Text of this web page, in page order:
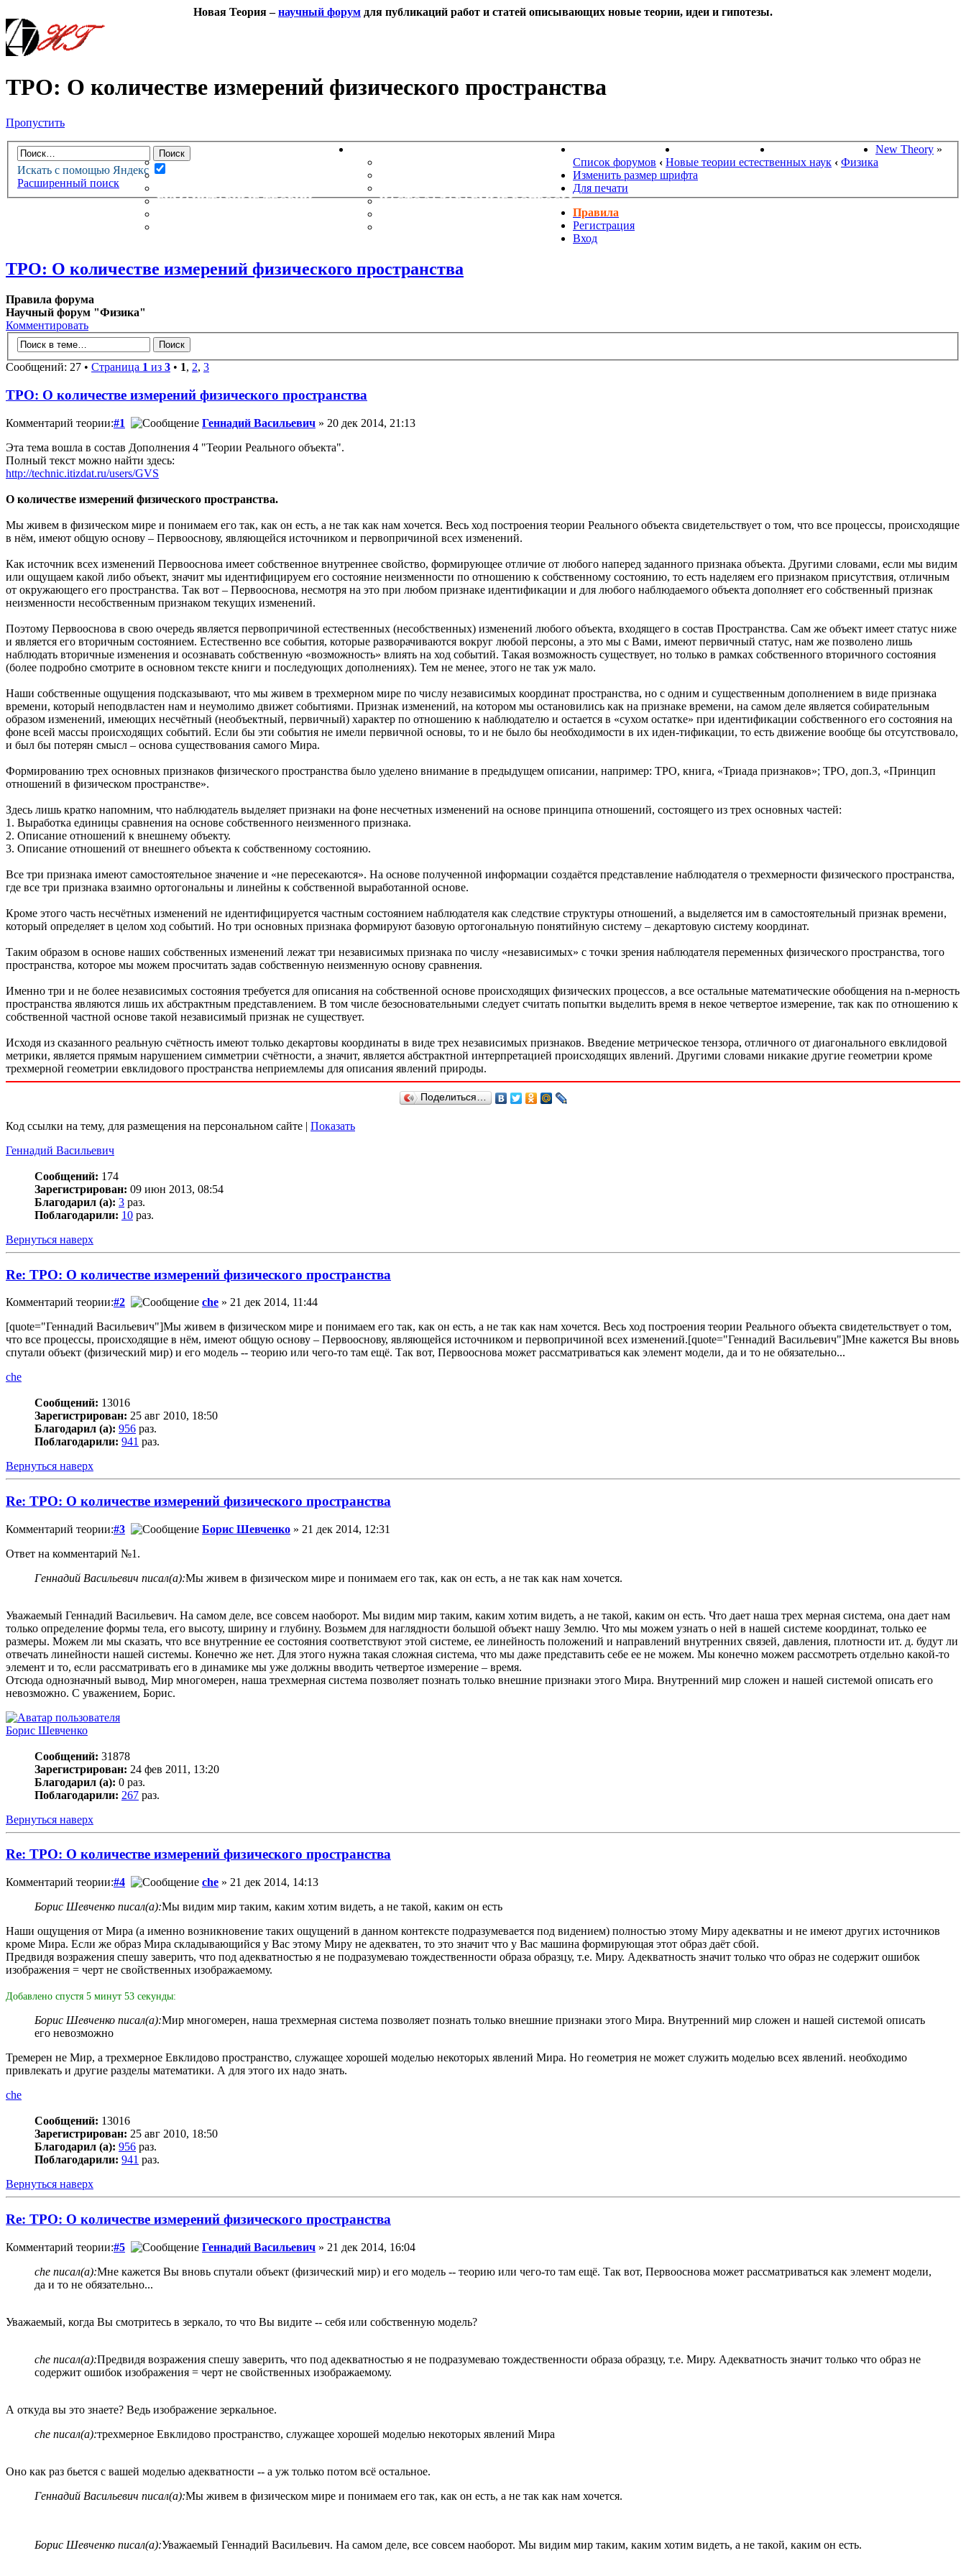
Новая Теория –научный форум для публикаций работ и статей описывающих новые теории, идеи и гипотезы.
ТРО: О количестве измерений физического пространства
Пропустить
Искать с помощью Яндекс
Расширенный поиск
НОВАЯ ТЕОРИЯФОРУМ
НОВЫЕ СООБЩЕНИЯ
НЕПРОЧИТАННЫЕ СООБЩЕНИЯ
ГУМАНИТАРНЫЕ ТЕОРИИ
ЧАСТО ЗАДАВАЕМЫЕ ВОПРОСЫ
НОВОСТИ НАУКИ ПОИСК ТЕОРИЙ СТАРЫЙ ПОРТАЛ New Theory »
Список форумов ‹ Новые теории естественных наук ‹ Физика
Изменить размер шрифта
Для печати
Правила
Регистрация
Вход
ТРО: О количестве измерений физического пространства
Правила форума
Научный форум "Физика"
Комментировать
Сообщений: 27 • Страница 1 из 3 • 1, 2, 3
ТРО: О количестве измерений физического пространства
Комментарий теории:#1 Геннадий Васильевич » 20 дек 2014, 21:13
Эта тема вошла в состав Дополнения 4 "Теории Реального объекта".
Полный текст можно найти здесь:
http://technic.itizdat.ru/users/GVS
О количестве измерений физического пространства.
Мы живем в физическом мире и понимаем его так, как он есть, а не так как нам хочется. Весь ход построения теории Реального объекта свидетельствует о том, что все процессы, происходящие
в нём, имеют общую основу – Первооснову, являющейся источником и первопричиной всех изменений.
Как источник всех изменений Первооснова имеет собственное внутреннее свойство, формирующее отличие от любого наперед заданного признака объекта. Другими словами, если мы видим
или ощущаем какой либо объект, значит мы идентифицируем его состояние неизменности по отношению к собственному состоянию, то есть наделяем его признаком присутствия, отличным
от окружающего его пространства. Так вот – Первооснова, несмотря на это при любом признаке идентификации и для любого наблюдаемого объекта дополняет его собственный признак
неизменности несобственным признаком текущих изменений.
Поэтому Первооснова в свою очередь является первопричиной естественных (несобственных) изменений любого объекта, входящего в состав Пространства. Сам же объект имеет статус ниже
и является его вторичным состоянием. Естественно все события, которые разворачиваются вокруг любой персоны, а это мы с Вами, имеют первичный статус, нам же позволено лишь
наблюдать вторичные изменения и осознавать собственную «возможность» влиять на ход событий. Такая возможность существует, но только в рамках собственного вторичного состояния
(более подробно смотрите в основном тексте книги и последующих дополнениях). Тем не менее, этого не так уж мало.
Наши собственные ощущения подсказывают, что мы живем в трехмерном мире по числу независимых координат пространства, но с одним и существенным дополнением в виде признака
времени, который неподвластен нам и неумолимо движет событиями. Признак изменений, на котором мы остановились как на признаке времени, на самом деле является собирательным
образом изменений, имеющих несчётный (необъектный, первичный) характер по отношению к наблюдателю и остается в «сухом остатке» при идентификации собственного его состояния на
фоне всей массы происходящих событий. Если бы эти события не имели первичной основы, то и не было бы необходимости в их иден-тификации, то есть движение вообще бы отсутствовало,
и был бы потерян смысл – основа существования самого Мира.
Формированию трех основных признаков физического пространства было уделено внимание в предыдущем описании, например: ТРО, книга, «Триада признаков»; ТРО, доп.3, «Принцип
отношений в физическом пространстве».
Здесь лишь кратко напомним, что наблюдатель выделяет признаки на фоне несчетных изменений на основе принципа отношений, состоящего из трех основных частей:
1. Выработка единицы сравнения на основе собственного неизменного признака.
2. Описание отношений к внешнему объекту.
3. Описание отношений от внешнего объекта к собственному состоянию.
Все три признака имеют самостоятельное значение и «не пересекаются». На основе полученной информации создаётся представление наблюдателя о трехмерности физического пространства,
где все три признака взаимно ортогональны и линейны к собственной выработанной основе.
Кроме этого часть несчётных изменений не идентифицируется частным состоянием наблюдателя как следствие структуры отношений, а выделяется им в самостоятельный признак времени,
который определяет в целом ход событий. Но три основных признака формируют базовую ортогональную понятийную систему – декартовую систему координат.
Таким образом в основе наших собственных изменений лежат три независимых признака по числу «независимых» с точки зрения наблюдателя переменных физического пространства, того
пространства, которое мы можем просчитать задав собственную неизменную основу сравнения.
Именно три и не более независимых состояния требуется для описания на собственной основе происходящих физических процессов, а все остальные математические обобщения на n-мерность
пространства являются лишь их абстрактным представлением. В том числе безосновательными следует считать попытки выделить время в некое четвертое измерение, так как по отношению к
собственной частной основе такой независимый признак не существует.
Исходя из сказанного реальную счётность имеют только декартовы координаты в виде трех независимых признаков. Введение метрическое тензора, отличного от диагонального евклидовой
метрики, является прямым нарушением симметрии счётности, а значит, является абстрактной интерпретацией происходящих явлений. Другими словами никакие другие геометрии кроме
трехмерной геометрии евклидового пространства неприемлемы для описания явлений природы.
Поделиться…
Код ссылки на тему, для размещения на персональном сайте | Показать
Геннадий Васильевич
Сообщений: 174
Зарегистрирован: 09 июн 2013, 08:54
Благодарил (а): 3 раз.
Поблагодарили: 10 раз.
Вернуться наверх
Re: ТРО: О количестве измерений физического пространства
Комментарий теории:#2 che » 21 дек 2014, 11:44
[quote="Геннадий Васильевич"]Мы живем в физическом мире и понимаем его так, как он есть, а не так как нам хочется. Весь ход построения теории Реального объекта свидетельствует о том,
что все процессы, происходящие в нём, имеют общую основу – Первооснову, являющейся источником и первопричиной всех изменений.[quote="Геннадий Васильевич"]Мне кажется Вы вновь
спутали объект (физический мир) и его модель -- теорию или чего-то там ещё. Так вот, Первооснова может рассматриваться как элемент модели, да и то не обязательно...
che
Сообщений: 13016
Зарегистрирован: 25 авг 2010, 18:50
Благодарил (а): 956 раз.
Поблагодарили: 941 раз.
Вернуться наверх
Re: ТРО: О количестве измерений физического пространства
Комментарий теории:#3 Борис Шевченко » 21 дек 2014, 12:31
Ответ на комментарий №1.
Геннадий Васильевич писал(а):Мы живем в физическом мире и понимаем его так, как он есть, а не так как нам хочется.
Уважаемый Геннадий Васильевич. На самом деле, все совсем наоборот. Мы видим мир таким, каким хотим видеть, а не такой, каким он есть. Что дает наша трех мерная система, она дает нам
только определение формы тела, его высоту, ширину и глубину. Возьмем для наглядности большой объект нашу Землю. Что мы можем узнать о ней в нашей системе координат, только ее
размеры. Можем ли мы сказать, что все внутренние ее состояния соответствуют этой системе, ее линейность положений и направлений внутренних связей, давления, плотности ит. д. будут ли
отвечать линейности нашей системы. Конечно же нет. Для этого нужна такая сложная система, что мы даже представить себе ее не можем. Мы конечно можем рассмотреть отдельно какой-то
элемент и то, если рассматривать его в динамике мы уже должны вводить четвертое измерение – время.
Отсюда однозначный вывод, Мир многомерен, наша трехмерная система позволяет познать только внешние признаки этого Мира. Внутренний мир сложен и нашей системой описать его
невозможно. С уважением, Борис.
Борис Шевченко
Сообщений: 31878
Зарегистрирован: 24 фев 2011, 13:20
Благодарил (а): 0 раз.
Поблагодарили: 267 раз.
Вернуться наверх
Re: ТРО: О количестве измерений физического пространства
Комментарий теории:#4 che » 21 дек 2014, 14:13
Борис Шевченко писал(а):Мы видим мир таким, каким хотим видеть, а не такой, каким он есть
Наши ощущения от Мира (а именно возникновение таких ощущений в данном контексте подразумевается под видением) полностью этому Миру адекватны и не имеют других источников
кроме Мира. Если же образ Мира складывающийся у Вас этому Миру не адекватен, то это значит что у Вас машина формирующая этот образ даёт сбой.
Предвидя возражения спешу заверить, что под адекватностью я не подразумеваю тождественности образа образцу, т.е. Миру. Адекватность значит только что образ не содержит ошибок
изображения = черт не свойственных изображаемому.
Добавлено спустя 5 минут 53 секунды:
Борис Шевченко писал(а):Мир многомерен, наша трехмерная система позволяет познать только внешние признаки этого Мира. Внутренний мир сложен и нашей системой описать
его невозможно
Тремерен не Мир, а трехмерное Евклидово пространство, служащее хорошей моделью некоторых явлений Мира. Но геометрия не может служить моделью всех явлений. необходимо
привлекать и другие разделы математики. А для этого их надо знать.
che
Сообщений: 13016
Зарегистрирован: 25 авг 2010, 18:50
Благодарил (а): 956 раз.
Поблагодарили: 941 раз.
Вернуться наверх
Re: ТРО: О количестве измерений физического пространства
Комментарий теории:#5 Геннадий Васильевич » 21 дек 2014, 16:04
che писал(а):Мне кажется Вы вновь спутали объект (физический мир) и его модель -- теорию или чего-то там ещё. Так вот, Первооснова может рассматриваться как элемент модели,
да и то не обязательно...
Уважаемый, когда Вы смотритесь в зеркало, то что Вы видите -- себя или собственную модель?
che писал(а):Предвидя возражения спешу заверить, что под адекватностью я не подразумеваю тождественности образа образцу, т.е. Миру. Адекватность значит только что образ не
содержит ошибок изображения = черт не свойственных изображаемому.
А откуда вы это знаете? Ведь изображение зеркальное.
che писал(а):трехмерное Евклидово пространство, служащее хорошей моделью некоторых явлений Мира
Оно как раз бьется с вашей моделью адекватности -- а уж только потом всё остальное.
Геннадий Васильевич писал(а):Мы живем в физическом мире и понимаем его так, как он есть, а не так как нам хочется.
Борис Шевченко писал(а):Уважаемый Геннадий Васильевич. На самом деле, все совсем наоборот. Мы видим мир таким, каким хотим видеть, а не такой, каким он есть.